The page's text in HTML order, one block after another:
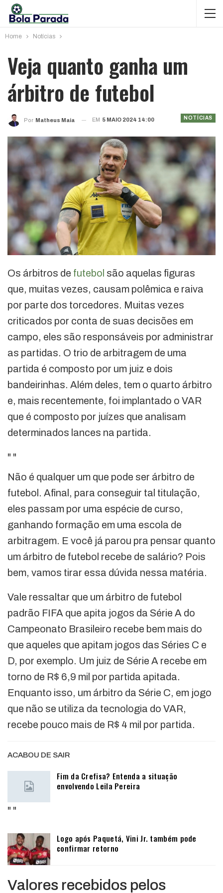
Home Notícias
Veja quanto ganha um
árbitro de futebol
NOTÍCIAS
Por Matheus Maia EM 5 MAIO 2024 14:00
Os árbitros de futebol são aquelas figuras
que, muitas vezes, causam polêmica e raiva
por parte dos torcedores. Muitas vezes
criticados por conta de suas decisões em
campo, eles são responsáveis por administrar
as partidas. O trio de arbitragem de uma
partida é composto por um juiz e dois
bandeirinhas. Além deles, tem o quarto árbitro
e, mais recentemente, foi implantado o VAR
que é composto por juízes que analisam
determinados lances na partida.
" "
Não é qualquer um que pode ser árbitro de
futebol. Afinal, para conseguir tal titulação,
eles passam por uma espécie de curso,
ganhando formação em uma escola de
arbitragem. E você já parou pra pensar quanto
um árbitro de futebol recebe de salário? Pois
bem, vamos tirar essa dúvida nessa matéria.
Vale ressaltar que um árbitro de futebol
padrão FIFA que apita jogos da Série A do
Campeonato Brasileiro recebe bem mais do
que aqueles que apitam jogos das Séries C e
D, por exemplo. Um juiz de Série A recebe em
torno de R$ 6,9 mil por partida apitada.
Enquanto isso, um árbitro da Série C, em jogo
que não se utiliza da tecnologia do VAR,
recebe pouco mais de R$ 4 mil por partida.
ACABOU DE SAIR
Fim da Crefisa? Entenda a situação
envolvendo Leila Pereira
" "
Logo após Paquetá, Vini Jr. também pode
confirmar retorno
Valores recebidos pelos